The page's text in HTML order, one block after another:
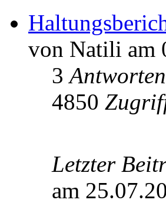
von Natili am
3Antworten
4850
Letzter
am